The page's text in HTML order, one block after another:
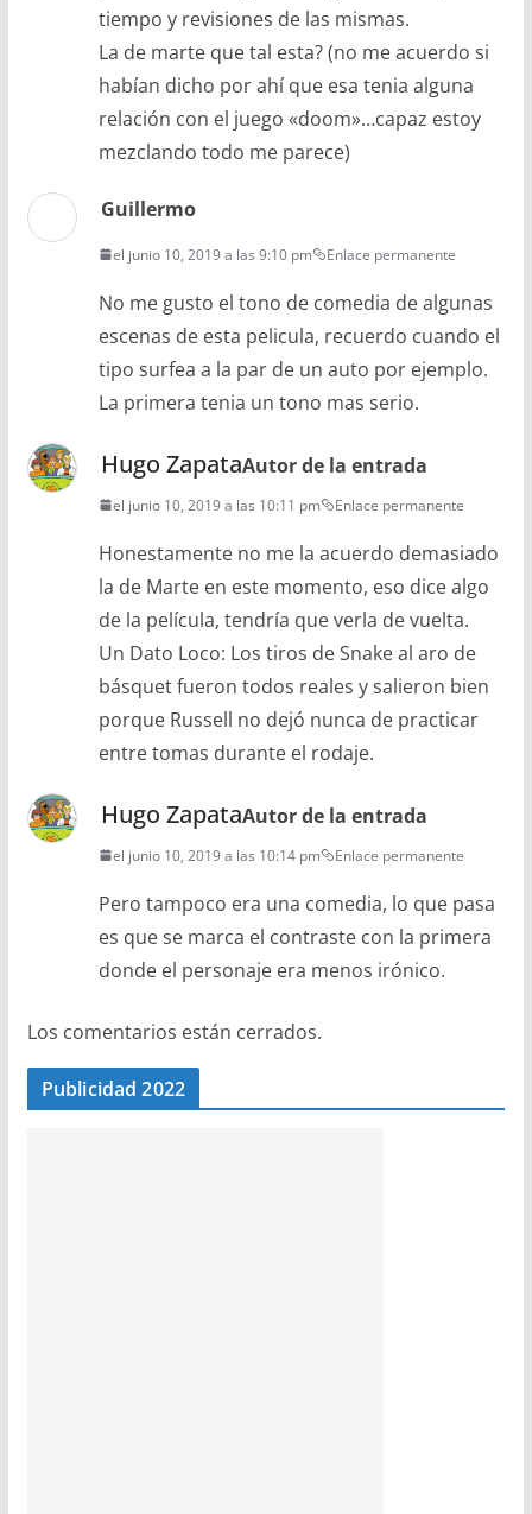
tiempo y revisiones de las mismas.
La de marte que tal esta? (no me acuerdo si
habían dicho por ahí que esa tenia alguna
relación con el juego «doom»…capaz estoy
mezclando todo me parece)
Guillermo
el junio 10, 2019 a las 9:10 pm Enlace permanente
No me gusto el tono de comedia de algunas
escenas de esta pelicula, recuerdo cuando el
tipo surfea a la par de un auto por ejemplo.
La primera tenia un tono mas serio.
Hugo ZapataAutor de la entrada
el junio 10, 2019 a las 10:11 pm Enlace permanente
Honestamente no me la acuerdo demasiado
la de Marte en este momento, eso dice algo
de la película, tendría que verla de vuelta.
Un Dato Loco: Los tiros de Snake al aro de
básquet fueron todos reales y salieron bien
porque Russell no dejó nunca de practicar
entre tomas durante el rodaje.
Hugo ZapataAutor de la entrada
el junio 10, 2019 a las 10:14 pm Enlace permanente
Pero tampoco era una comedia, lo que pasa
es que se marca el contraste con la primera
donde el personaje era menos irónico.
Los comentarios están cerrados.
Publicidad 2022